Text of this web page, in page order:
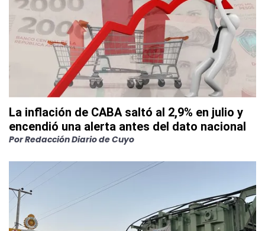
La inflación de CABA saltó al 2,9% en julio y
encendió una alerta antes del dato nacional
PorRedacción Diario de Cuyo